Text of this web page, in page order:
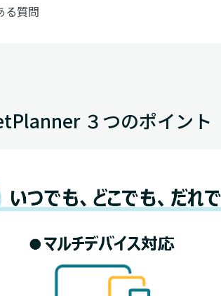
る質問
３つのポイント